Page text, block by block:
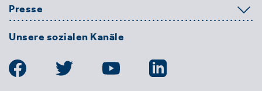
Presse
Unsere sozialen Kanäle